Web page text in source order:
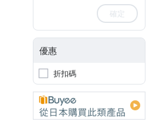
確定
優惠
折扣碼